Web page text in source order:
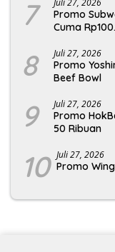
7
Promo
Cuma
8 Juli 27, 2026
Promo
Beef Bowl
9 Juli 27, 2026
Promo
50 Ribuan
10 Juli 27, 2026
Promo